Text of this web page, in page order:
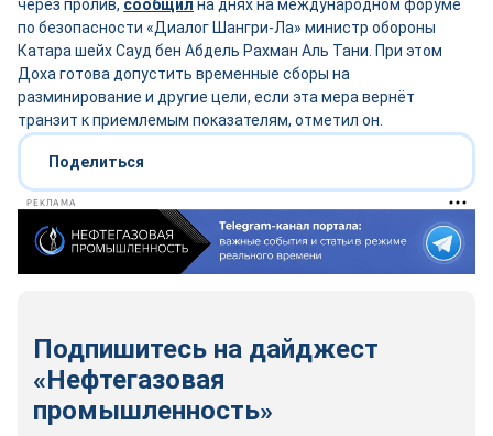
через пролив, сообщил на днях на международном форуме
по безопасности «Диалог Шангри-Ла» министр обороны
Катара шейх Сауд бен Абдель Рахман Аль Тани. При этом
Доха готова допустить временные сборы на
разминирование и другие цели, если эта мера вернёт
транзит к приемлемым показателям, отметил он.
Поделиться
РЕКЛАМА
Подпишитесь на дайджест
«Нефтегазовая
промышленность»